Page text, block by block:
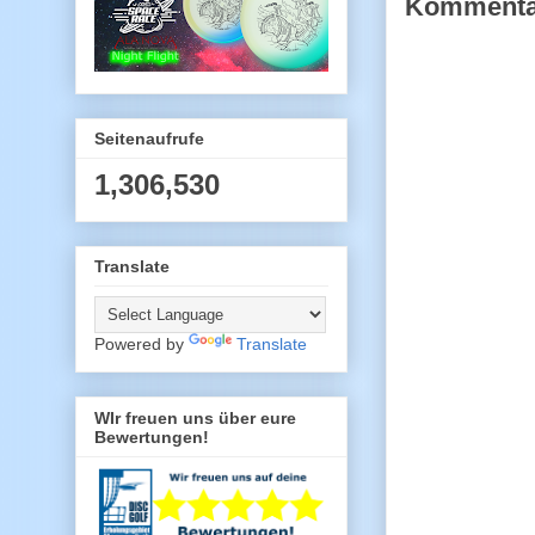
Seitenaufrufe
1,306,530
Translate
Powered by Translate
WIr freuen uns über eure
Bewertungen!